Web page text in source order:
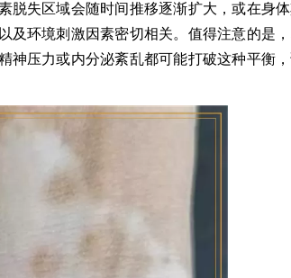
脱失区域会随时间推移逐渐扩大，或在身
及环境刺激因素密切相关。值得注意的是
神压力或内分泌紊乱都可能打破这种平衡